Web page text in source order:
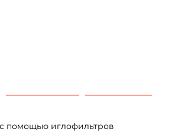
помощью иглофильтров